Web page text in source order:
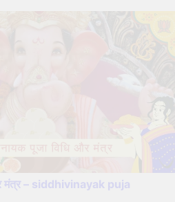
मंत्र – siddhivinayak puja